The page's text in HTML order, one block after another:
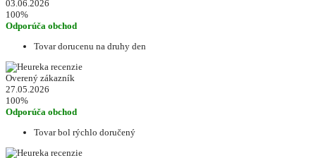
03.06.2026
100%
Odporúča obchod
Tovar dorucenu na druhy den
Overený zákazník
27.05.2026
100%
Odporúča obchod
Tovar bol rýchlo doručený